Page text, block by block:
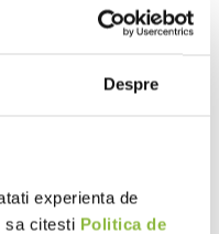
Despre
experienta de
sa citesti Politica de
a scrie o recenzie.